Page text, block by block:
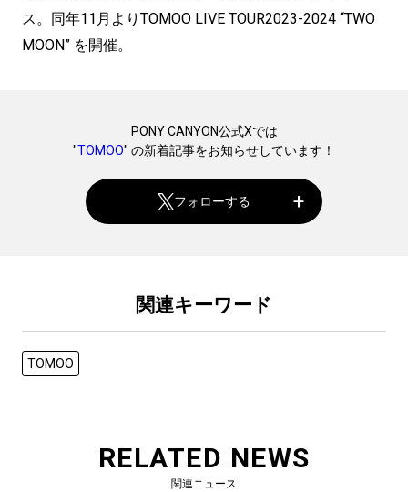
ス。同年11月よりTOMOO LIVE TOUR2023-2024 “TWO
MOON” を開催。
PONY CANYON公式Xでは
"TOMOO" の新着記事をお知らせしています！
フォローする
関連キーワード
TOMOO
RELATED NEWS
関連ニュース